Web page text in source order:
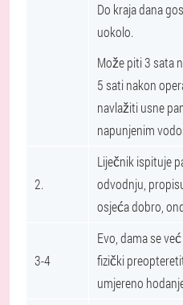
Do kraja dana
uokolo.
Može piti 3 sata
5 sati nakon
navlažiti usne
napunjenim
2.
Liječnik ispituje
odvodnju,
osjeća dobro,
3-4
Evo, dama se
fizički
umjereno